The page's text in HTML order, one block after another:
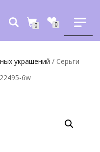
0 0
украшений / Серьги
6w